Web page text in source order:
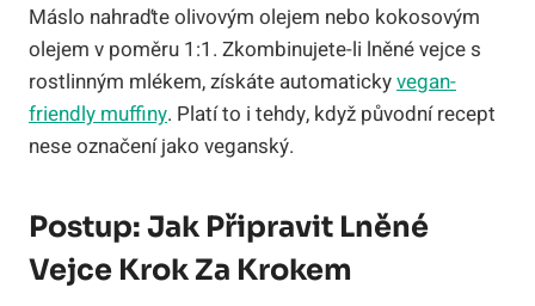
Máslo nahraďte olivovým olejem nebo kokosovým
olejem v poměru 1:1. Zkombinujete-li lněné vejce s
rostlinným mlékem, získáte automatickyvegan-
friendly muffiny. Platí to i tehdy, když původní recept
nese označení jako veganský.
Postup: Jak Připravit Lněné
Vejce Krok Za Krokem